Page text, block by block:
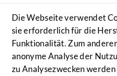
Benutzer
Navigationsmenü
MENÜ
Die Webseite verwendet
sie erforderlich für die
Funktionalität. Zum
anonyme Analyse der
zu Analysezwecken
Plenarberatungen BR